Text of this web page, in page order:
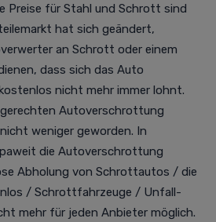
Preise für Stahl und Schrott sind
hat sich geändert,
an Schrott oder einem
dass sich das Auto
nicht mehr immer lohnt.
Autoverschrottung
weniger geworden. In
die Autoverschrottung
Abholung von Schrottautos / die
/ Schrottfahrzeuge / Unfall-
mehr für jeden Anbieter möglich.